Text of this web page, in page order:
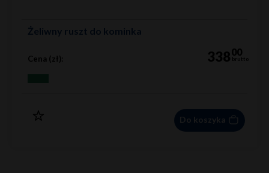
Żeliwny ruszt do kominka
Cena (zł): 33800
brutto
Do koszyka